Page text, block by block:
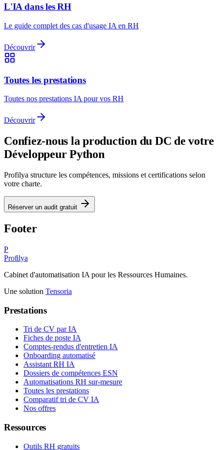
L'IA dans les RH
Le guide complet des cas d'usage IA en RH
Découvrir
Toutes les prestations
Toutes nos prestations IA pour vos RH
Découvrir
Confiez-nous la production du DC de votre
Développeur Python
Profilya structure les compétences, missions et certifications selon
votre charte.
Réserver un audit gratuit
Footer
P
Profilya
Cabinet d'automatisation IA pour les Ressources Humaines.
Une solution Tensoria
Prestations
Tri de CV par IA
Fiches de poste IA
Comptes-rendus d'entretien IA
Onboarding automatisé
Assistant RH IA
Dossiers de compétences ESN
Automatisations RH sur-mesure
Toutes les prestations
Comparatif tri de CV IA
Nos offres
Ressources
Outils RH gratuits